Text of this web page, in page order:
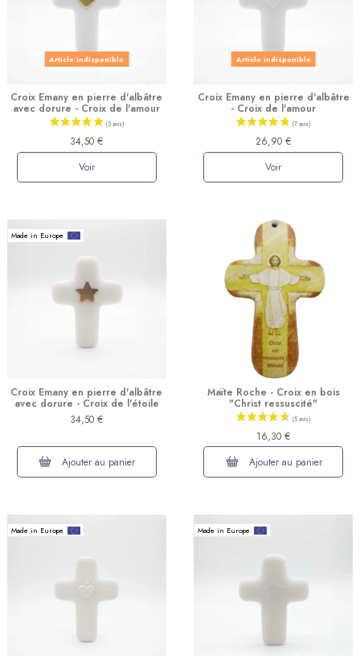
(11 avis)
Article indisponible
Croix Emany en pierre d'albâtre
avec dorure - Croix de l'amour
34,50 €
Voir
Article indisponible
Croix Emany en pierre d'albâtre
- Croix de l'amour
26,90 €
Voir
Made in Europe
Croix Emany en pierre d'albâtre
avec dorure - Croix de l'étoile
34,50 €
Ajouter au panier
Maïte Roche - Croix en bois
"Christ ressuscité"
16,30 €
Ajouter au panier
Made in Europe Made in Europe